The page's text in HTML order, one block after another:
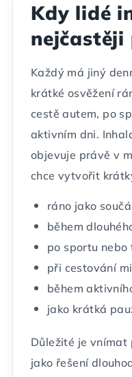
Kdy lidé
nejčastěji
Každý má jiný
krátké osvěžení
cestě autem, po
aktivním dni.
objevuje právě v
chce vytvořit
ráno jako
během
po sportu nebo
při cestování
během
jako krátká
Důležité je vnímat
jako řešení